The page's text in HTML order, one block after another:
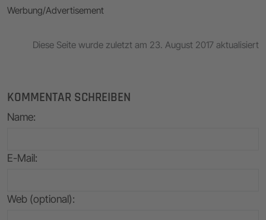
Werbung/Advertisement
Diese Seite wurde zuletzt am 23. August 2017 aktualisiert
KOMMENTAR SCHREIBEN
Name:
E-Mail:
Web (optional):